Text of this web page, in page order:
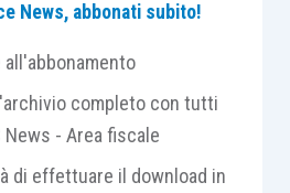
ha cercato metodi per
il cibo
salatura, l’essiccazione, i
News, abbonati subito!
all'abbonamento
completo con tutti
- Area fiscale
di effettuare il download in